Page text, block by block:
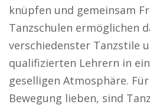
knüpfen und gemeinsam
Tanzschulen ermöglichen
verschiedenster Tanzstile
qualifizierten Lehrern in
geselligen Atmosphäre.
Bewegung lieben, sind